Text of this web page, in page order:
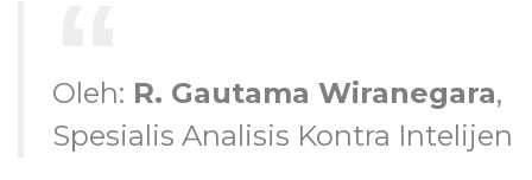
Oleh: R. Gautama Wiranegara,
Spesialis Analisis Kontra Intelijen